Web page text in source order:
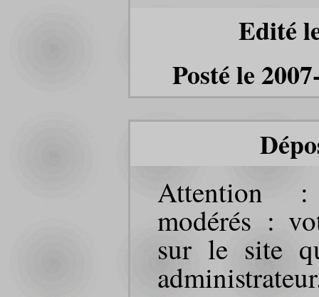
Edité
Posté le
Attention :
modérés :
sur le site